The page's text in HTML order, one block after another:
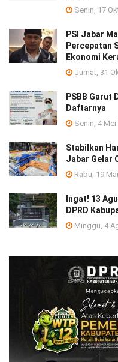
Senin, 17
PSI Jabar
Percepatan
Ekonomi
Jumat, 31
PSBB Garut
Daftarnya
Senin, 4 Mei
Stabilkan
Jabar Gelar
Rabu, 19
Ingat! 13
DPRD
Minggu, 4